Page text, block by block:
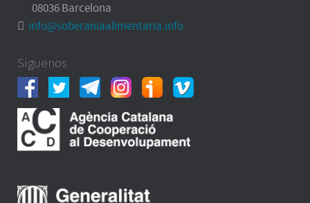
08036 Barcelona
info@soberaniaalimentaria.info
Síguenos